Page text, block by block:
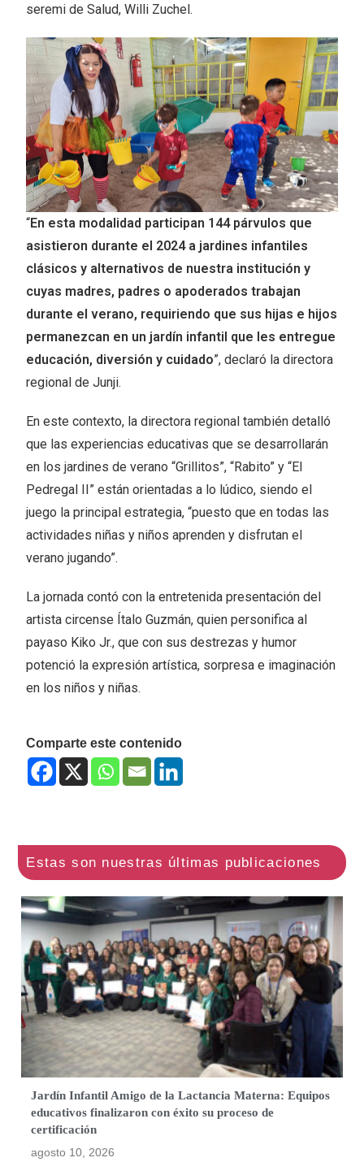
seremi de Salud, Willi Zuchel.
“En esta modalidad participan 144 párvulos que
asistieron durante el 2024 a jardines infantiles
clásicos y alternativos de nuestra institución y
cuyas madres, padres o apoderados trabajan
durante el verano, requiriendo que sus hijas e hijos
permanezcan en un jardín infantil que les entregue
educación, diversión y cuidado”, declaró la directora
regional de Junji.
En este contexto, la directora regional también detalló
que las experiencias educativas que se desarrollarán
en los jardines de verano “Grillitos”, “Rabito” y “El
Pedregal II” están orientadas a lo lúdico, siendo el
juego la principal estrategia, “puesto que en todas las
actividades niñas y niños aprenden y disfrutan el
verano jugando”.
La jornada contó con la entretenida presentación del
artista circense Ítalo Guzmán, quien personifica al
payaso Kiko Jr., que con sus destrezas y humor
potenció la expresión artística, sorpresa e imaginación
en los niños y niñas.
Comparte este contenido
Jardín Infantil Amigo de la Lactancia Materna: Equipos
educativos finalizaron con éxito su proceso de
certificación
agosto 10, 2026